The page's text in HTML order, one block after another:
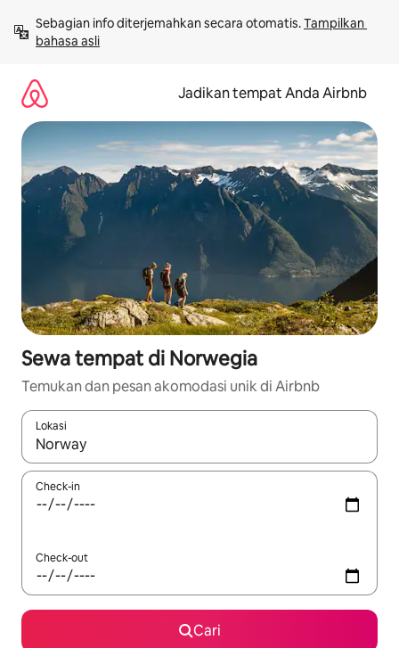
langsung
lihat
Sebagian info diterjemahkan secara otomatis. Tampilkan
bahasa asli
Jadikan tempat Anda Airbnb
Sewa tempat di Norwegia
Temukan dan pesan akomodasi unik di Airbnb
Lokasi
Jika hasil yang dicari tersedia, telusuri dengan tombol panah
Check-in
Check-out
Cari